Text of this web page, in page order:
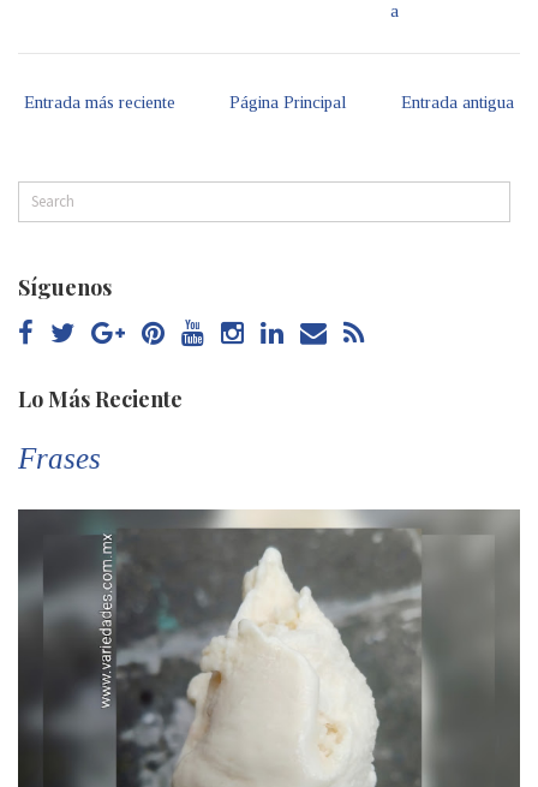
a
Entrada más reciente Entrada antigua
Página Principal
Síguenos
Lo Más Reciente
Frases